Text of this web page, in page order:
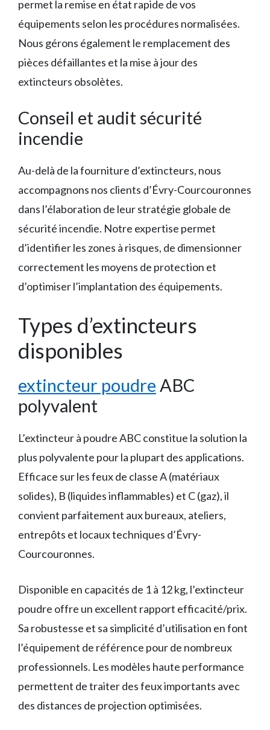
permet la remise en état rapide de vos
équipements selon les procédures normalisées.
Nous gérons également le remplacement des
pièces défaillantes et la mise à jour des
extincteurs obsolètes.
Conseil et audit sécurité
incendie
Au-delà de la fourniture d’extincteurs, nous
accompagnons nos clients d’Évry-Courcouronnes
dans l’élaboration de leur stratégie globale de
sécurité incendie. Notre expertise permet
d’identifier les zones à risques, de dimensionner
correctement les moyens de protection et
d’optimiser l’implantation des équipements.
Types d’extincteurs
disponibles
extincteur poudre ABC
polyvalent
L’extincteur à poudre ABC constitue la solution la
plus polyvalente pour la plupart des applications.
Efficace sur les feux de classe A (matériaux
solides), B (liquides inflammables) et C (gaz), il
convient parfaitement aux bureaux, ateliers,
entrepôts et locaux techniques d’Évry-
Courcouronnes.
Disponible en capacités de 1 à 12 kg, l’extincteur
poudre offre un excellent rapport efficacité/prix.
Sa robustesse et sa simplicité d’utilisation en font
l’équipement de référence pour de nombreux
professionnels. Les modèles haute performance
permettent de traiter des feux importants avec
des distances de projection optimisées.